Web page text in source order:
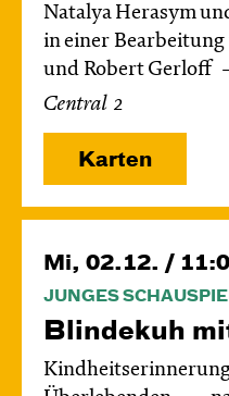
Natalya Herasym
in einer Bearbeitung
und Robert Gerloff
Central 2
Karten
Mi, 02.12. /
JUNGES
Blinde­kuh